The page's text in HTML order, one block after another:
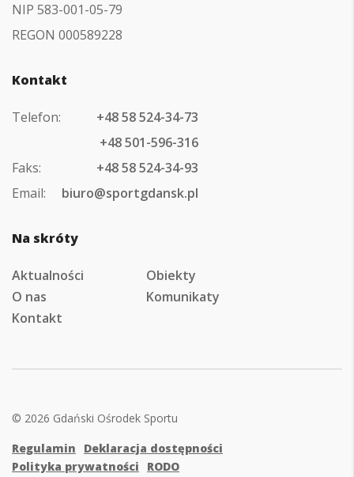
NIP 583-001-05-79
REGON 000589228
Kontakt
Telefon:
+48 58 524-34-73
+48 501-596-316
Faks:
+48 58 524-34-93
Email:
biuro@sportgdansk.pl
Na skróty
Aktualności
Obiekty
O nas
Komunikaty
Kontakt
© 2026 Gdański Ośrodek Sportu
Regulamin
Deklaracja dostępności
Polityka prywatności
RODO